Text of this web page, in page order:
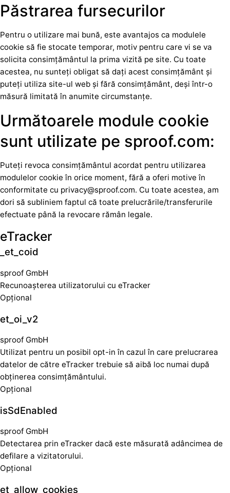
Păstrarea fursecurilor
Pentru o utilizare mai bună, este avantajos ca modulele
cookie să fie stocate temporar, motiv pentru care vi se va
solicita consimțământul la prima vizită pe site. Cu toate
acestea, nu sunteți obligat să dați acest consimțământ și
puteți utiliza site-ul web și fără consimțământ, deși într-o
măsură limitată în anumite circumstanțe.
Următoarele module cookie
sunt utilizate pe sproof.com:
Puteți revoca consimțământul acordat pentru utilizarea
modulelor cookie în orice moment, fără a oferi motive în
conformitate cu privacy@sproof.com. Cu toate acestea, am
dori să subliniem faptul că toate prelucrările/transferurile
efectuate până la revocare rămân legale.
eTracker
_et_coid
sproof GmbH
Recunoașterea utilizatorului cu eTracker
Opțional
et_oi_v2
sproof GmbH
Utilizat pentru un posibil opt-in în cazul în care prelucrarea
datelor de către eTracker trebuie să aibă loc numai după
obținerea consimțământului.
Opțional
isSdEnabled
sproof GmbH
Detectarea prin eTracker dacă este măsurată adâncimea de
defilare a vizitatorului.
Opțional
et_allow_cookies